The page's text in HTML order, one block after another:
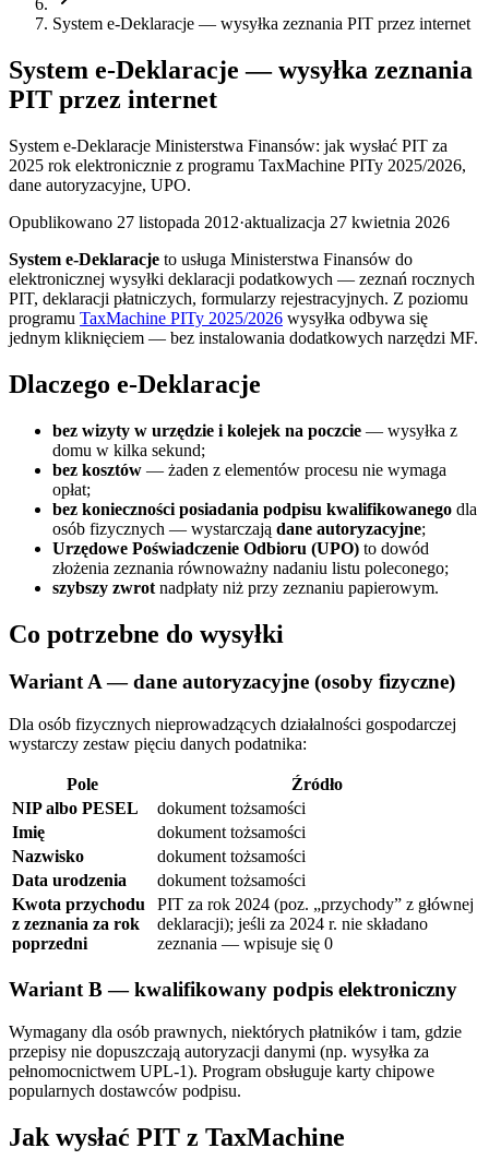
System e-Deklaracje — wysyłka zeznania PIT przez internet
System e-Deklaracje — wysyłka zeznania
PIT przez internet
System e-Deklaracje Ministerstwa Finansów: jak wysłać PIT za
2025 rok elektronicznie z programu TaxMachine PITy 2025/2026,
dane autoryzacyjne, UPO.
Opublikowano 27 listopada 2012·aktualizacja 27 kwietnia 2026
System e-Deklaracje to usługa Ministerstwa Finansów do
elektronicznej wysyłki deklaracji podatkowych — zeznań rocznych
PIT, deklaracji płatniczych, formularzy rejestracyjnych. Z poziomu
programu TaxMachine PITy 2025/2026 wysyłka odbywa się
jednym kliknięciem — bez instalowania dodatkowych narzędzi MF.
Dlaczego e-Deklaracje
bez wizyty w urzędzie i kolejek na poczcie — wysyłka z
domu w kilka sekund;
bez kosztów — żaden z elementów procesu nie wymaga
opłat;
bez konieczności posiadania podpisu kwalifikowanego dla
osób fizycznych — wystarczają dane autoryzacyjne;
Urzędowe Poświadczenie Odbioru (UPO) to dowód
złożenia zeznania równoważny nadaniu listu poleconego;
szybszy zwrot nadpłaty niż przy zeznaniu papierowym.
Co potrzebne do wysyłki
Wariant A — dane autoryzacyjne (osoby fizyczne)
Dla osób fizycznych nieprowadzących działalności gospodarczej
wystarczy zestaw pięciu danych podatnika:
Pole
Źródło
NIP albo PESEL
dokument tożsamości
Imię
dokument tożsamości
Nazwisko
dokument tożsamości
Data urodzenia
dokument tożsamości
Kwota przychodu
z zeznania za rok
poprzedni
PIT za rok 2024 (poz. „przychody” z głównej
deklaracji); jeśli za 2024 r. nie składano
zeznania — wpisuje się 0
Wariant B — kwalifikowany podpis elektroniczny
Wymagany dla osób prawnych, niektórych płatników i tam, gdzie
przepisy nie dopuszczają autoryzacji danymi (np. wysyłka za
pełnomocnictwem UPL-1). Program obsługuje karty chipowe
popularnych dostawców podpisu.
Jak wysłać PIT z TaxMachine